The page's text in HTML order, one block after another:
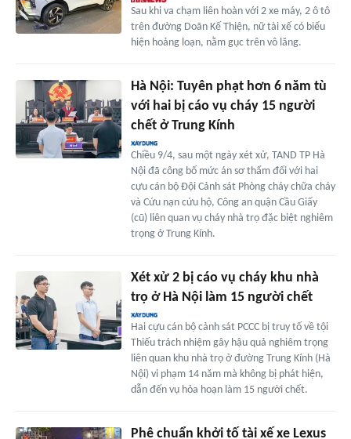
Sau khi va chạm liên hoàn với 2 xe máy, 2 ô tô
trên đường Doãn Kế Thiện, nữ tài xế có biểu
hiện hoảng loạn, nằm gục trên vô lăng.
Hà Nội: Tuyên phạt hơn 6 năm tù
với hai bị cáo vụ cháy 15 người
chết ở Trung Kính
Chiều 9/4, sau một ngày xét xử, TAND TP Hà
Nội đã công bố mức án sơ thẩm đối với hai
cựu cán bộ Đội Cảnh sát Phòng cháy chữa cháy
và Cứu nạn cứu hộ, Công an quận Cầu Giấy
(cũ) liên quan vụ cháy nhà trọ đặc biệt nghiêm
trọng ở Trung Kính.
Xét xử 2 bị cáo vụ cháy khu nhà
trọ ở Hà Nội làm 15 người chết
Hai cựu cán bộ cảnh sát PCCC bị truy tố về tội
Thiếu trách nhiệm gây hậu quả nghiêm trọng
liên quan khu nhà trọ ở đường Trung Kính (Hà
Nội) vi phạm 14 năm mà không bị phát hiện,
dẫn đến vụ hỏa hoạn làm 15 người chết.
Phê chuẩn khởi tố tài xế xe Lexus